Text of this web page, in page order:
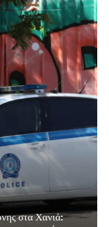
στα Χανιά: